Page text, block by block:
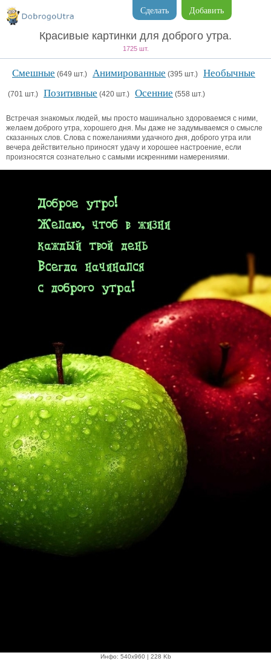
Добавить
Сделать
Красивые картинки для доброго утра.
1725 шт.
Смешные (649 шт.) Анимированные (395 шт.) Необычные
(701 шт.) Позитивные (420 шт.) Осенние (558 шт.)
Встречая знакомых людей, мы просто машинально здороваемся с ними,
желаем доброго утра, хорошего дня. Мы даже не задумываемся о смысле
сказанных слов. Слова с пожеланиями удачного дня, доброго утра или
вечера действительно приносят удачу и хорошее настроение, если
произносятся сознательно с самыми искренними намерениями.
Инфо: 540х960 | 228 Kb